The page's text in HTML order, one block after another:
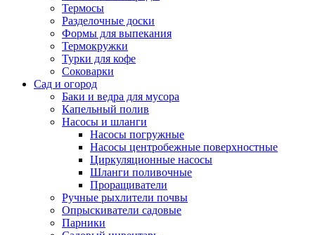
Термосы
Разделочные доски
Формы для выпекания
Термокружки
Турки для кофе
Соковарки
Сад и огород
Баки и ведра для мусора
Капельный полив
Насосы и шланги
Насосы погружные
Насосы центробежные поверхностные
Циркуляционные насосы
Шланги поливочные
Проращиватели
Ручные рыхлители почвы
Опрыскиватели садовые
Парники